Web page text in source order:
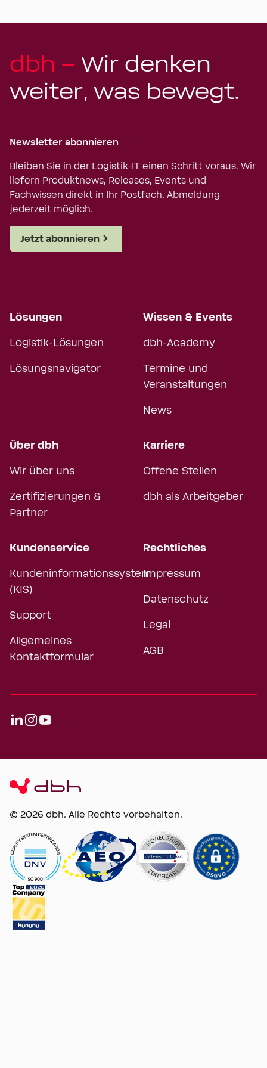
dbh – Wir denken
weiter, was bewegt.
Newsletter abonnieren
Bleiben Sie in der Logistik-IT einen Schritt voraus. Wir
liefern Produktnews, Releases, Events und
Fachwissen direkt in Ihr Postfach. Abmeldung
jederzeit möglich.
Jetzt abonnieren
Lösungen
Logistik-Lösungen
Lösungsnavigator
Wissen & Events
dbh-Academy
Termine und
Veranstaltungen
News
Über dbh
Wir über uns
Zertifizierungen &
Partner
Karriere
Offene Stellen
dbh als Arbeitgeber
Kundenservice
Kundeninformationssystem
(KIS)
Support
Allgemeines
Kontaktformular
Rechtliches
Impressum
Datenschutz
Legal
AGB
© 2026 dbh. Alle Rechte vorbehalten.